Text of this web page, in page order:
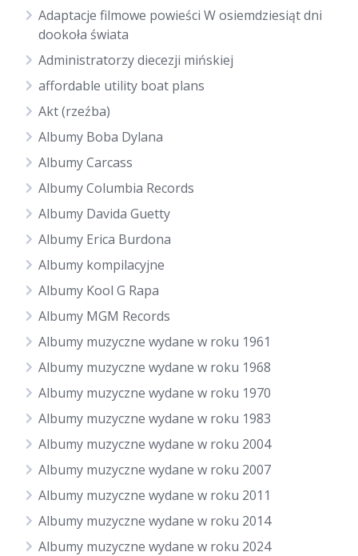
Adaptacje filmowe powieści W osiemdziesiąt dni
dookoła świata
Administratorzy diecezji mińskiej
affordable utility boat plans
Akt (rzeźba)
Albumy Boba Dylana
Albumy Carcass
Albumy Columbia Records
Albumy Davida Guetty
Albumy Erica Burdona
Albumy kompilacyjne
Albumy Kool G Rapa
Albumy MGM Records
Albumy muzyczne wydane w roku 1961
Albumy muzyczne wydane w roku 1968
Albumy muzyczne wydane w roku 1970
Albumy muzyczne wydane w roku 1983
Albumy muzyczne wydane w roku 2004
Albumy muzyczne wydane w roku 2007
Albumy muzyczne wydane w roku 2011
Albumy muzyczne wydane w roku 2014
Albumy muzyczne wydane w roku 2024